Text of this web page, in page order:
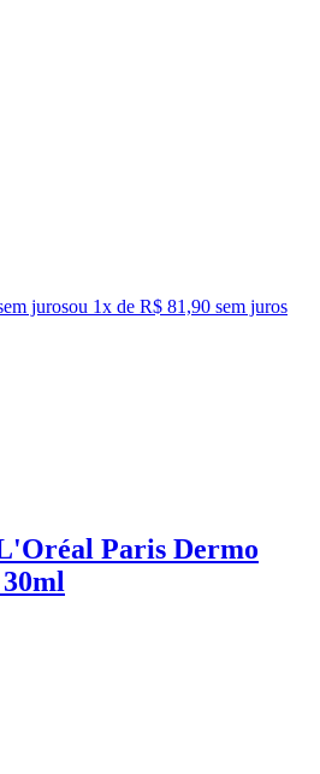
jurosou 1x de R$ 81,90 sem juros
Paris Dermo